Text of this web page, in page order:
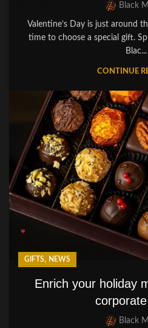
Black
Valentine’s Day is just around
time to choose a special gift.
Blac...
CONTINUE
GIFTS, NEWS
Enrich your holiday
Black